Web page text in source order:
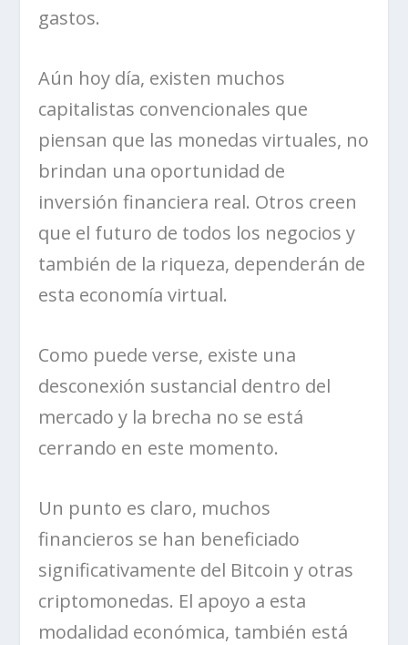
gastos.
Aún hoy día, existen muchos
capitalistas convencionales que
piensan que las monedas virtuales, no
brindan una oportunidad de
inversión financiera real. Otros creen
que el futuro de todos los negocios y
también de la riqueza, dependerán de
esta economía virtual.
Como puede verse, existe una
desconexión sustancial dentro del
mercado y la brecha no se está
cerrando en este momento.
Un punto es claro, muchos
financieros se han beneficiado
significativamente del Bitcoin y otras
criptomonedas. El apoyo a esta
modalidad económica, también está